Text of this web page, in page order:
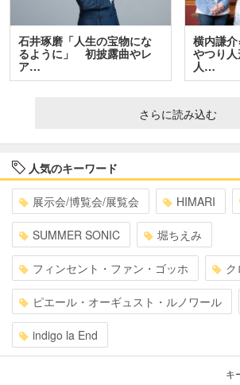
石井琢磨「人生の宝物にな
るように」 初披露曲やレ
ア…
横内謙
やつり
人…
さらに読み込む
人気のキーワード
展示会/博覧会/展覧会 HIMARI
SUMMER SONIC 堀ちえみ
フィンセント・ファン・ゴッホ
ピエール・オーギュスト・ルノワール
indigo la End
キ